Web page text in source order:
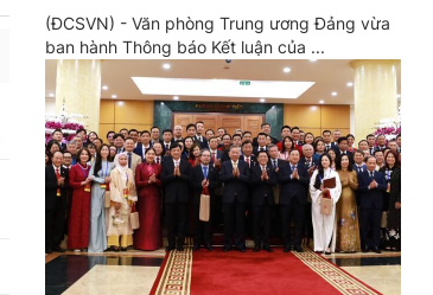
họp Ban Chỉ đạo Trung ương thực hiện
Nghị quyết 57
(ĐCSVN) - Văn phòng Trung ương Đảng vừa
ban hành Thông báo Kết luận của ...